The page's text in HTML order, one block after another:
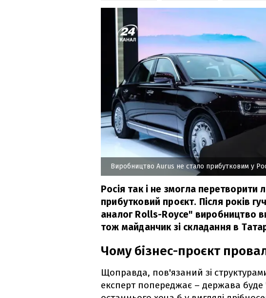
Виробництво Aurus не стало прибутковим у
Росія так і не змогла
прибутковий проєкт. Після років
аналог Rolls-Royce" виробництво
тож майданчик зі складання в
Чому бізнес-проєкт
Щоправда, пов'язаний зі
експерт попереджає – держава буде